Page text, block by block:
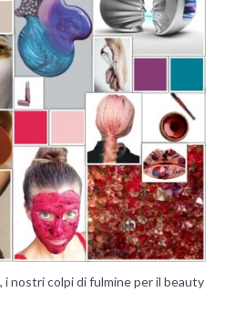
i nostri colpi di fulmine per il beauty